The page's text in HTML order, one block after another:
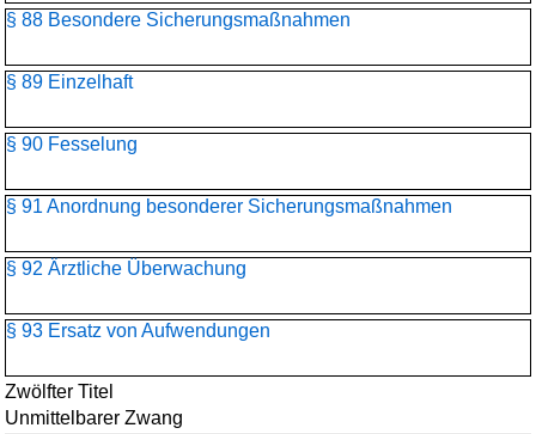
§ 88 Besondere Sicherungsmaßnahmen
§ 89 Einzelhaft
§ 90 Fesselung
§ 91 Anordnung besonderer Sicherungsmaßnahmen
§ 92 Ärztliche Überwachung
§ 93 Ersatz von Aufwendungen
Zwölfter Titel
Unmittelbarer Zwang